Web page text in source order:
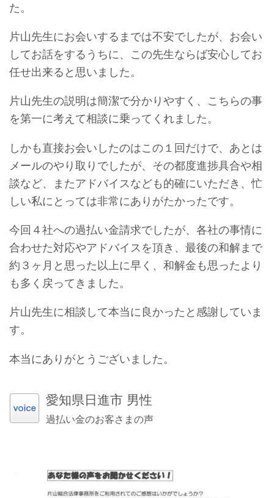
た。
片山先生にお会いするまでは不安でしたが、お会い
してお話をするうちに、この先生ならば安心してお
任せ出来ると思いました。
片山先生の説明は簡潔で分かりやすく、こちらの事
を第一に考えて相談に乗ってくれました。
しかも直接お会いしたのはこの１回だけで、あとは
メールのやり取りでしたが、その都度進捗具合や相
談など、またアドバイスなども的確にいただき、忙
しい私にとっては非常にありがたかったです。
今回４社への過払い金請求でしたが、各社の事情に
合わせた対応やアドバイスを頂き、最後の和解まで
約３ヶ月と思った以上に早く、和解金も思ったより
も多く戻ってきました。
片山先生に相談して本当に良かったと感謝していま
す。
本当にありがとうございました。
愛知県日進市 男性
過払い金のお客さまの声